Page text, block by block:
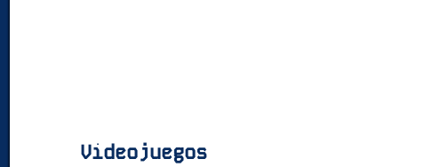
Videojuegos